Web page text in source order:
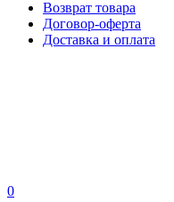
Возврат товара
Договор-оферта
Доставка и оплата
0